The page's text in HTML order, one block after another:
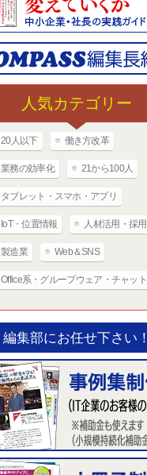
人気カテゴリー
20人以下 働き方改革
業務の効率化 21から100人
タブレット・スマホ・アプリ
IoT・位置情報 人材活用・採用
製造業 Web＆SNS
Office系・グループウェア・チャット
編集部にお任せ下さい！